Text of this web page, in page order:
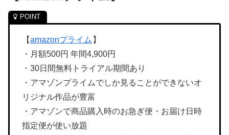
【amazonプライム 】
・月額500円 年間4,900円
・30日間無料トライアル期間あり
・アマゾンプライムでしか見ることができないオ
リジナル作品が豊富
・アマゾンで商品購入時のお急ぎ便・お届け日時
指定便が使い放題